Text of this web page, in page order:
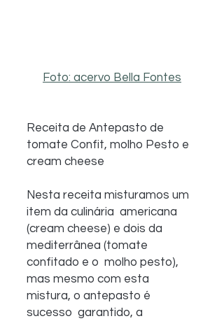
Foto: acervo Bella Fontes
Receita de Antepasto de
tomate Confit, molho Pesto e
cream cheese
Nesta receita misturamos um
item da culinária  americana
(cream cheese) e dois da
mediterrânea (tomate
confitado e o  molho pesto),
mas mesmo com esta
mistura, o antepasto é
sucesso  garantido, a